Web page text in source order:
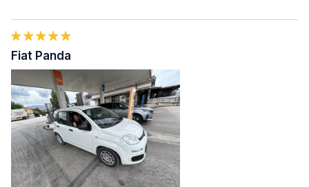
Fiat Panda